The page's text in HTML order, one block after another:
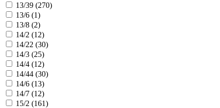
13/39 (270)
13/6 (1)
13/8 (2)
14/2 (12)
14/22 (30)
14/3 (25)
14/4 (12)
14/44 (30)
14/6 (13)
14/7 (12)
15/2 (161)